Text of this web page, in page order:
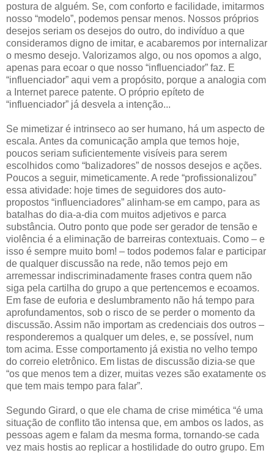
postura de alguém. Se, com conforto e facilidade, imitarmos
nosso “modelo”, podemos pensar menos. Nossos próprios
desejos seriam os desejos do outro, do indivíduo a que
consideramos digno de imitar, e acabaremos por internalizar
o mesmo desejo. Valorizamos algo, ou nos opomos a algo,
apenas para ecoar o que nosso “influenciador” faz. E
“influenciador” aqui vem a propósito, porque a analogia com
a Internet parece patente. O próprio epíteto de
“influenciador” já desvela a intenção...
Se mimetizar é intrinseco ao ser humano, há um aspecto de
escala. Antes da comunicação ampla que temos hoje,
poucos seriam suficientemente visíveis para serem
escolhidos como “balizadores” de nossos desejos e ações.
Poucos a seguir, mimeticamente. A rede “profissionalizou”
essa atividade: hoje times de seguidores dos auto-
propostos “influenciadores” alinham-se em campo, para as
batalhas do dia-a-dia com muitos adjetivos e parca
substância. Outro ponto que pode ser gerador de tensão e
violência é a eliminação de barreiras contextuais. Como – e
isso é sempre muito bom! – todos podemos falar e participar
de qualquer discussão na rede, não temos pejo em
arremessar indiscriminadamente frases contra quem não
siga pela cartilha do grupo a que pertencemos e ecoamos.
Em fase de euforia e deslumbramento não há tempo para
aprofundamentos, sob o risco de se perder o momento da
discussão. Assim não importam as credenciais dos outros –
responderemos a qualquer um deles, e, se possível, num
tom acima. Esse comportamento já existia no velho tempo
do correio eletrônico. Em listas de discussão dizia-se que
“os que menos tem a dizer, muitas vezes são exatamente os
que tem mais tempo para falar”.
Segundo Girard, o que ele chama de crise mimética “é uma
situação de conflito tão intensa que, em ambos os lados, as
pessoas agem e falam da mesma forma, tornando-se cada
vez mais hostis ao replicar a hostilidade do outro grupo. Em